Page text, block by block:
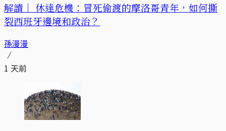
解讀｜ 休達危機：冒死偷渡的摩洛哥青年，如何撕
裂西班牙邊境和政治？
孫漫漫
1 天前